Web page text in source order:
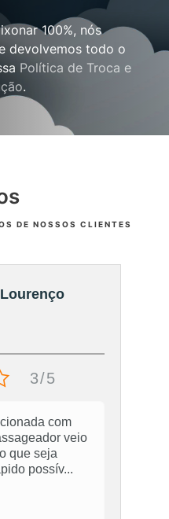
100%, nós
devolvemos todo o
Política de Troca e
.
DE NOSSOS CLIENTES
3/5
com
veio
que seja
possív...